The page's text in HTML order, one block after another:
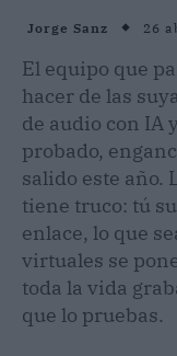
Jorge Sanz 26
El equipo que
hacer de las
de audio con IA
probado,
salido este año.
tiene truco: tú
enlace, lo que
virtuales se
toda la vida
que lo pruebas.